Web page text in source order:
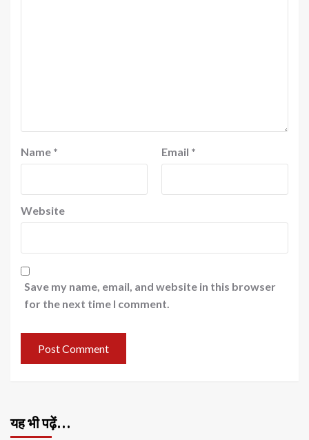
Name * Email *
Website
Save my name, email, and website in this browser
for the next time I comment.
यह भी पढ़ें…